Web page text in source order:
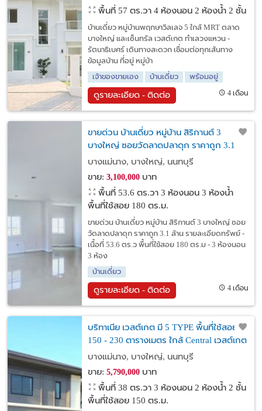
พื้นที่ 57 ตร.วา 4 ห้องนอน 2 ห้องน้ำ 2 ชั้น
บ้านเดี่ยว หมู่บ้านพฤกษาวิลเลจ 5 ใกล้ MRT ตลาด
บางใหญ่ และเซ็นทรัล เวสต์เกต ทำเลวงแหวน -
รัตนาธิเบศร์ เดินทางสะดวก เชื่อมต่อทุกเส้นทาง
ข้อมูลบ้าน ที่อยู่ หมู่บ้า
เจ้าของขายเอง
บ้านเดี่ยว พร้อมอยู่
ดูรายละเอียด - ติดต่อ 4 เดือน
ขายด่วน บ้านเดี่ยว หมู่บ้าน สิริกานต์ 3
บางใหญ่ ซอยวัดลาดปลาดุก ราคาถูก 3.1
ล้าน
บางแม่นาง, บางใหญ่, นนทบุรี
ขาย: 3,100,000บาท
พื้นที่ 53.6 ตร.วา 3 ห้องนอน 3 ห้องน้ำ
พื้นที่ใช้สอย 180 ตร.ม.
ขายด่วน บ้านเดี่ยว หมู่บ้าน สิริกานต์ 3 บางใหญ่ ซอย
วัดลาดปลาดุก ราคาถูก 3.1 ล้าน รายละเอียดทรัพย์ -
เนื้อที่ 53.6 ตร.ว พื้นที่ใช้สอย 180 ตร.ม - 3 ห้องนอน
3 ห้อง
บ้านเดี่ยว
ดูรายละเอียด - ติดต่อ 4 เดือน
บริทาเนีย เวสต์เกต มี 5 TYPE พื้นที่ใช้สอย
150 - 230 ตารางเมตร ใกล้ Central เวสต์เกต
และ MRT คลองบางไผ่ ตำบลบางแม่นาง
บางแม่นาง, บางใหญ่, นนทบุรี
ขาย: 5,790,000บาท
พื้นที่ 38 ตร.วา 3 ห้องนอน 2 ห้องน้ำ 2 ชั้น
พื้นที่ใช้สอย 150 ตร.ม.